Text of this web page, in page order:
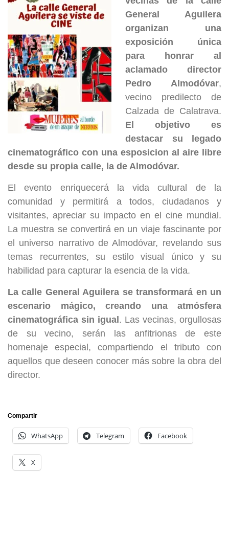
General Aguilera
organizan una
exposición única
para honrar al
aclamado director
Pedro Almodóvar,
vecino predilecto de
Calzada de Calatrava.
El objetivo es
destacar su legado
cinematográfico con una esposicion al aire libre
desde su propia calle, la de Almodóvar.
El evento enriquecerá la vida cultural de la
comunidad y permitirá a todos, ciudadanos y
visitantes, apreciar su impacto en el cine mundial.
La muestra se convertirá en un viaje fascinante por
el universo narrativo de Almodóvar, revelando sus
temas recurrentes, su estilo visual único y su
habilidad para capturar la esencia de la vida.
La calle General Aguilera se transformará en un
escenario mágico, creando una atmósfera
cinematográfica sin igual . Las vecinas, orgullosas
de su vecino, serán las anfitrionas de este
homenaje especial, compartiendo el tributo con
aquellos que deseen conocer más sobre la obra del
director.
Compartir
WhatsApp Telegram Facebook
X